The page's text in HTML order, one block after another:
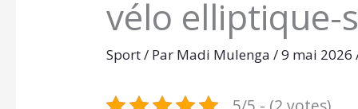
vélo elliptique-
Sport/ Par Madi Mulenga/9 mai 2026